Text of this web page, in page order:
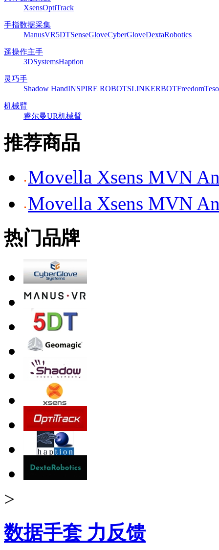
XsensOptiTrack
手指数据采集
ManusVR5DTSenseGloveCyberGloveDextaRobotics
遥操作主手
3DSystemsHaption
灵巧手
Shadow HandINSPIRE ROBOTSLINKERBOTFreedom
机械臂
睿尔曼UR机械臂
推荐商品
Movella Xsens MVN
Movella Xsens MVN
热门品牌
>
数据手套 力反馈